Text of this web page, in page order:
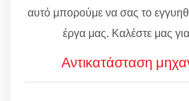
αυτό μπορούμε να σας το
έργα μας. Καλέστε μας
Αντικατάσταση